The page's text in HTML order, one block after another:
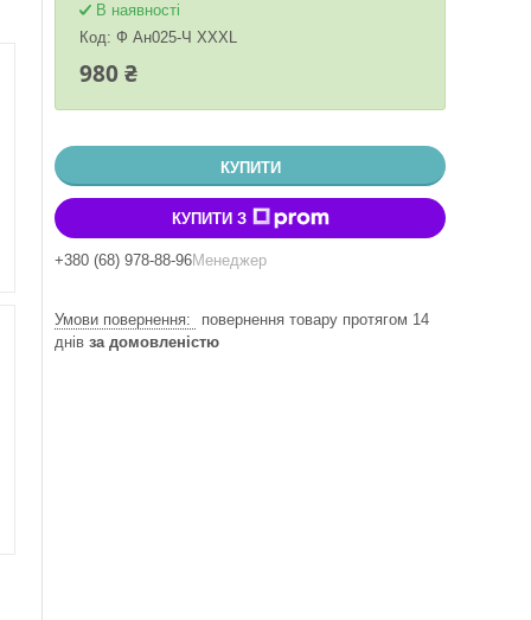
В наявності
Код: Ф Ан025-Ч XXXL
980 ₴
КУПИТИ
КУПИТИ З
+380 (68) 978-88-96Менеджер
повернення товару протягом 14
днів за домовленістю